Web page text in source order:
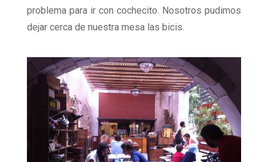
problema para ir con cochecito. Nosotros pudimos
dejar cerca de nuestra mesa las bicis.